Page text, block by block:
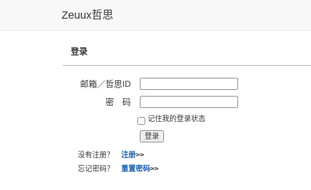
Zeuux哲思
登录
邮箱／哲思ID
密 码
记住我的登录状态
没有注册？ 注册>>
忘记密码？ 重置密码>>